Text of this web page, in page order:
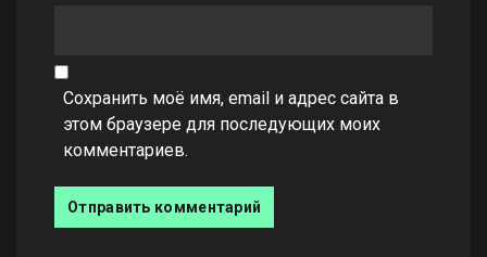
Сохранить моё имя, email и адрес сайта в
этом браузере для последующих моих
комментариев.